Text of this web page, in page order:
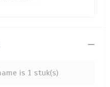
is 1 stuk(s)